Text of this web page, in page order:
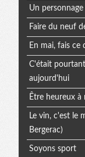
Un
Faire du neuf
En mai, fais ce
C'était
aujourd'hui
Être heureux à
Le vin, c'est le
Bergerac)
Soyons sport